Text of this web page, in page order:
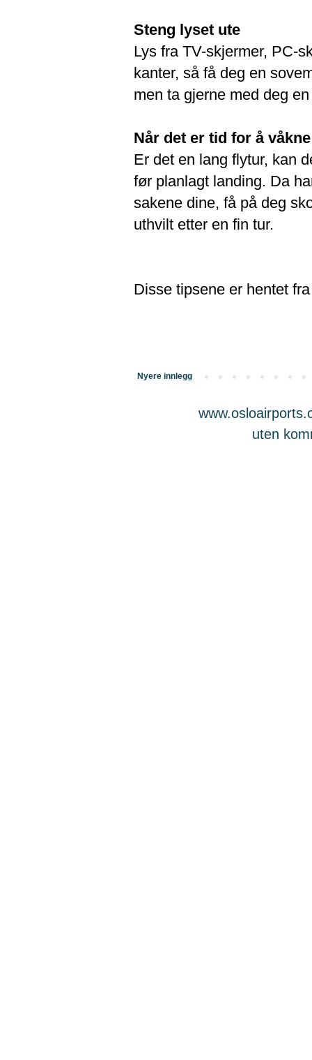
Steng lyset ute
Lys fra TV-skjermer, PC-
kanter, så få deg en
men ta gjerne med deg
Når det er tid for å våkne
Er det en lang flytur, kan
før planlagt landing. Da
sakene dine, få på deg
uthvilt etter en fin tur.
Disse tipsene er hentet
Nyere innlegg
uten